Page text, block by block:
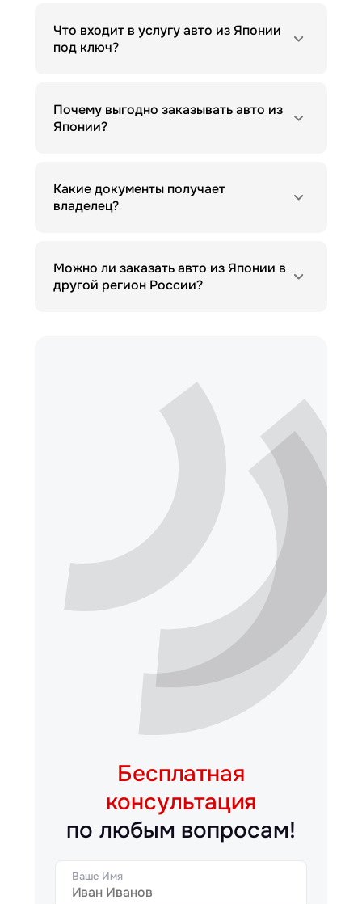
Что входит в услугу авто из Японии
под ключ?
Почему выгодно заказывать авто из
Японии?
Какие документы получает
владелец?
Можно ли заказать авто из Японии в
другой регион России?
Бесплатная
консультация
по любым вопросам!
Ваше Имя